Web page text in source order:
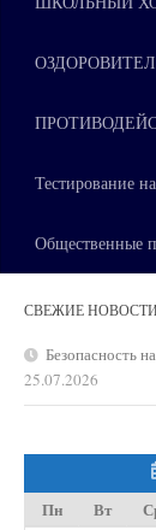
Тестирование
Общественные
СВЕЖИЕ НОВОСТИ
Безопасность
25.07.2026
Пн Вт